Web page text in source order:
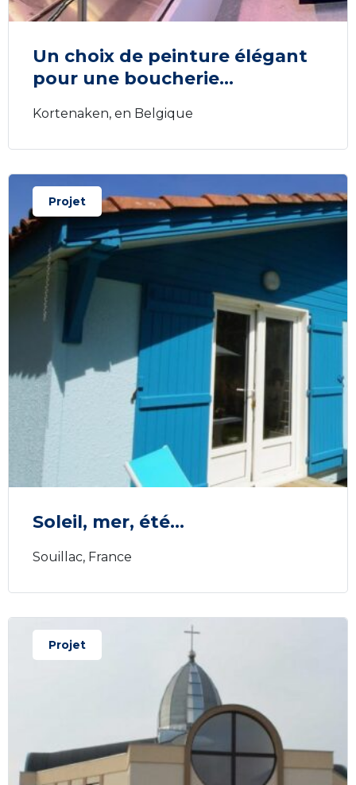
Un choix de peinture élégant
pour une boucherie...
Kortenaken, en Belgique
Projet
Soleil, mer, été…
Souillac, France
Projet